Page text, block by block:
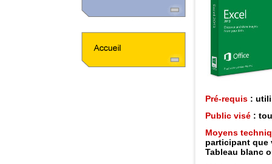
Pré-requis :
Public visé :
Moyens
participant que
Tableau blanc